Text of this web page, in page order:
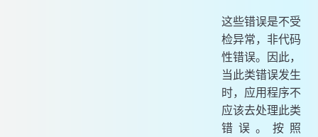
这些错误是不受
检异常，非代码
性错误。因此，
当此类错误发生
时，应用程序不
应该去处理此类
错误。按照